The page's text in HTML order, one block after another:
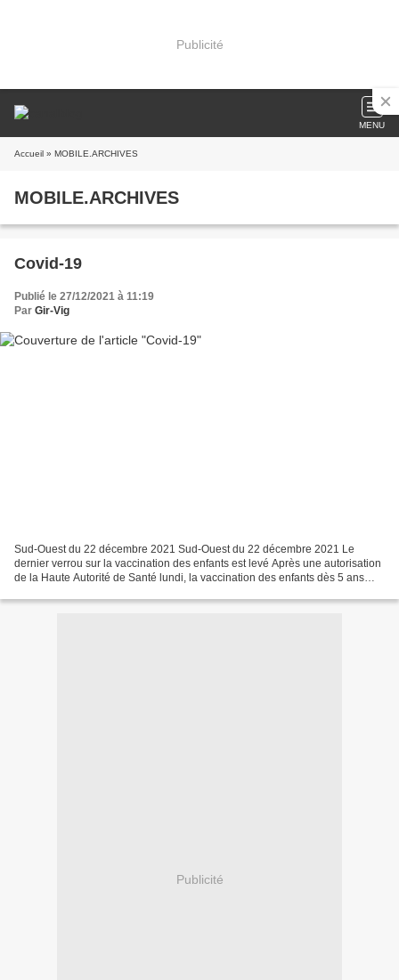
Publicité
MENU
Accueil » MOBILE.ARCHIVES
MOBILE.ARCHIVES
Covid-19
Publié le 27/12/2021 à 11:19
Par Gir-Vig
Sud-Ouest du 22 décembre 2021 Sud-Ouest du 22 décembre 2021 Le
dernier verrou sur la vaccination des enfants est levé Après une autorisation
de la Haute Autorité de Santé lundi, la vaccination des enfants dès 5 ans
Publicité